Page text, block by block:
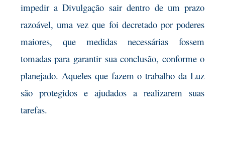
impedir a Divulgação sair dentro de um prazo
razoável, uma vez que foi decretado por poderes
maiores, que medidas necessárias fossem
tomadas para garantir sua conclusão, conforme o
planejado. Aqueles que fazem o trabalho da Luz
são protegidos e ajudados a realizarem suas
tarefas.